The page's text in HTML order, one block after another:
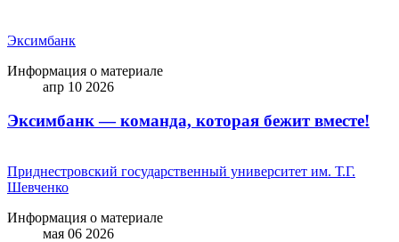
Эксимбанк
Информация о материале
апр 10 2026
Эксимбанк — команда, которая бежит вместе!
Приднестровский государственный университет им. Т.Г.
Шевченко
Информация о материале
мая 06 2026